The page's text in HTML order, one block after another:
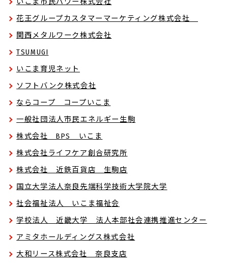
いこま市民パワー株式会社
花王グループカスタマーマーケティング株式会社
関西メタルワーク株式会社
TSUMUGI
いこま育児ネット
ソフトバンク株式会社
ならコープ コープいこま
一般社団法人市民エネルギー生駒
株式会社 BPS いこま
株式会社ライフケア創合研究所
株式会社 近鉄百貨店 生駒店
国立大学法人奈良先端科学技術大学院大学
社会福祉法人 いこま福祉会
学校法人 近畿大学 法人本部社会連携推進センター
アミタホールディングス株式会社
大和リース株式会社 奈良支店